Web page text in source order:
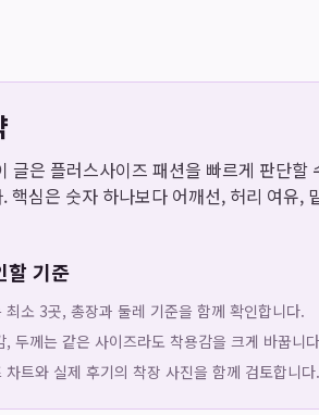
은 플러스사이즈 패션을 빠르게 판단할
핵심은 숫자 하나보다 어깨선, 허리 여유,
할 기준
최소 3곳, 총장과 둘레 기준을 함께 확인합니다.
, 두께는 같은 사이즈라도 착용감을 크게 바꿉니
차트와 실제 후기의 착장 사진을 함께 검토합니다.